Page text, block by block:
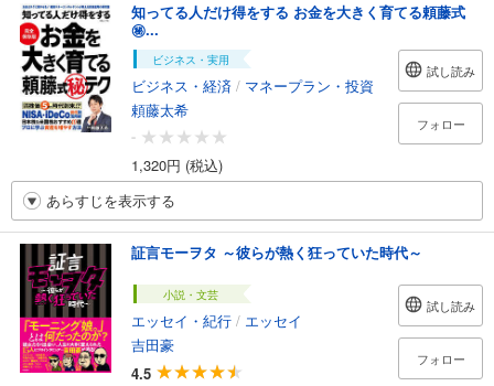
知ってる人だけ得をする お金を大きく育てる頼藤式
㊙...
ビジネス・実用
ビジネス・経済 / マネープラン・投資
頼藤太希
-
1,320円 (税込)
試し読み
フォロー
あらすじを表示する
証言モーヲタ ～彼らが熱く狂っていた時代～
小説・文芸
エッセイ・紀行 / エッセイ
吉田豪
4.5
試し読み
フォロー